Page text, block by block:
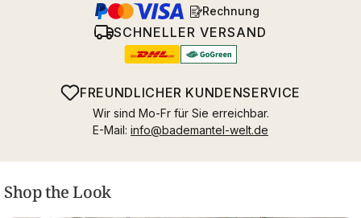
Rechnung
SCHNELLER VERSAND
FREUNDLICHER KUNDENSERVICE
Wir sind Mo-Fr für Sie erreichbar.
E-Mail: info@bademantel-welt.de
Shop the Look